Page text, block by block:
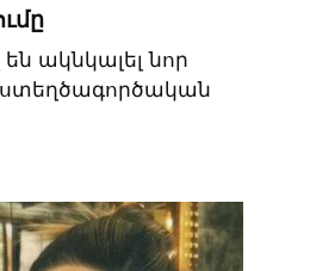
ակնկալել նոր